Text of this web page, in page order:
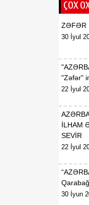
Təhsil
barədə
BİLDİRİŞ
dayanır
ÇOX
ZƏFƏR
30 İyul
"Zəfər"
22 İyul
İLHAM
SEVİR
22 İyul
30 İyun